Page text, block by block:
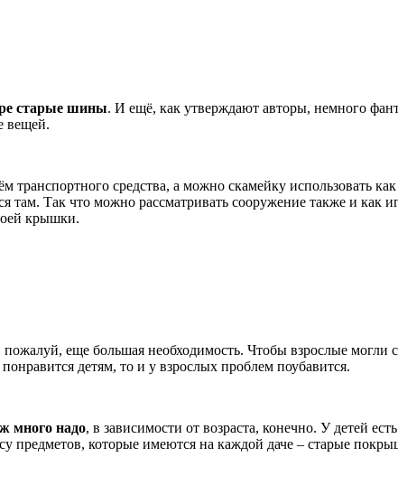
старые шины. И ещё, как утверждают авторы, немного
вещей.
транспортного средства, а можно скамейку использовать
там. Так что можно рассматривать сооружение также и как
крышки.
еще большая необходимость. Чтобы взрослые
детям, то и у взрослых проблем поубавится.
много надо, в зависимости от возраста, конечно. У детей
предметов, которые имеются на каждой даче – старые